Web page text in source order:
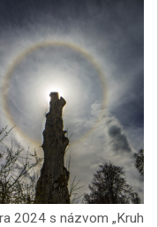
2024 s názvom „Kruh